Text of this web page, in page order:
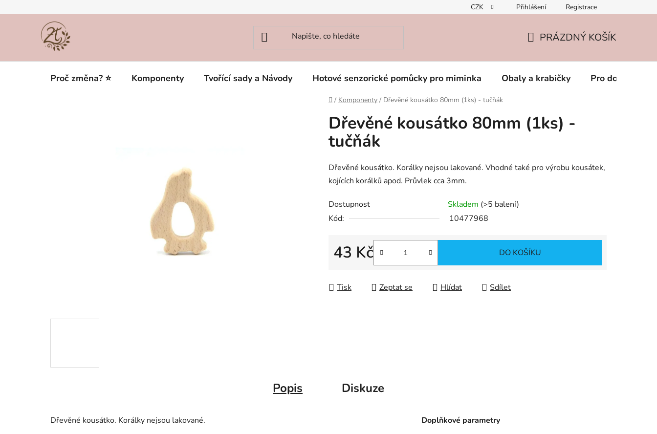
na
CZK Přihlášení Registrace
KOŠÍK
PRÁZDNÝ KOŠÍK
Proč změna? ⭐ Komponenty Tvořící sady a Návody Hotové senzorické pomůcky pro miminka Obaly a krabičky Pro dospěláky
Domů
/ Komponenty / Dřevěné kousátko 80mm (1ks) - tučňák
Dřevěné kousátko 80mm (1ks) -
tučňák
Dřevěné kousátko. Korálky nejsou lakované. Vhodné také pro výrobu kousátek,
kojících korálků apod. Průvlek cca 3mm.
Dostupnost Skladem (>5 balení)
Kód:
10477968
43 Kč
Měrná cena:
DO KOŠÍKU
Tisk Zeptat se Hlídat Sdílet
Popis Diskuze
Dřevěné kousátko. Korálky nejsou lakované. Doplňkové parametry